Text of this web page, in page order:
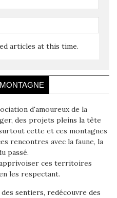
articles at this time.
d'amoureux de la
des projets pleins la tête
cette et ces montagnes
rencontres avec la faune, la
passé.
apprivoiser ces territoires
les respectant.
sentiers, redécouvre des